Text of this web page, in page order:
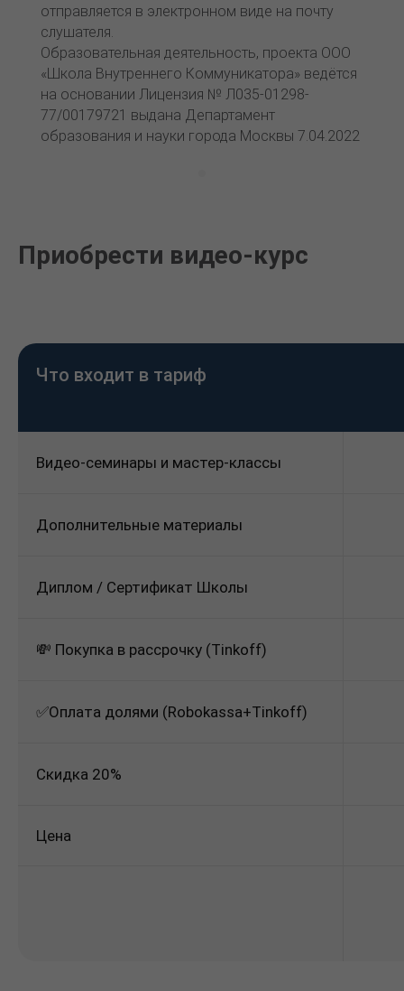
отправляется в электронном виде на почту
слушателя.
Образовательная деятельность, проекта ООО
«Школа Внутреннего Коммуникатора» ведётся
на основании Лицензия № Л035-01298-
77/00179721 выдана Департамент
образования и науки города Москвы 7.04.2022
Приобрести видео-курс
Что входит в тариф
Видео-семинары и мастер-классы
Дополнительные материалы
Диплом / Сертификат Школы
💸 Покупка в рассрочку (Tinkoff)
✅Оплата долями (Robokassa+Tinkoff)
Скидка 20%
Цена